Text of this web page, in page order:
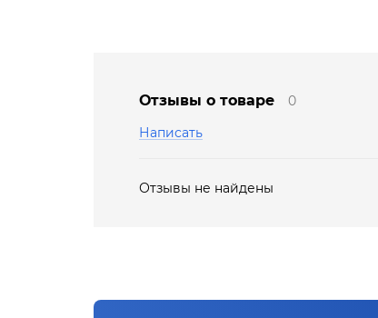
Отзывы о товаре
0
Написать
Отзывы не найдены